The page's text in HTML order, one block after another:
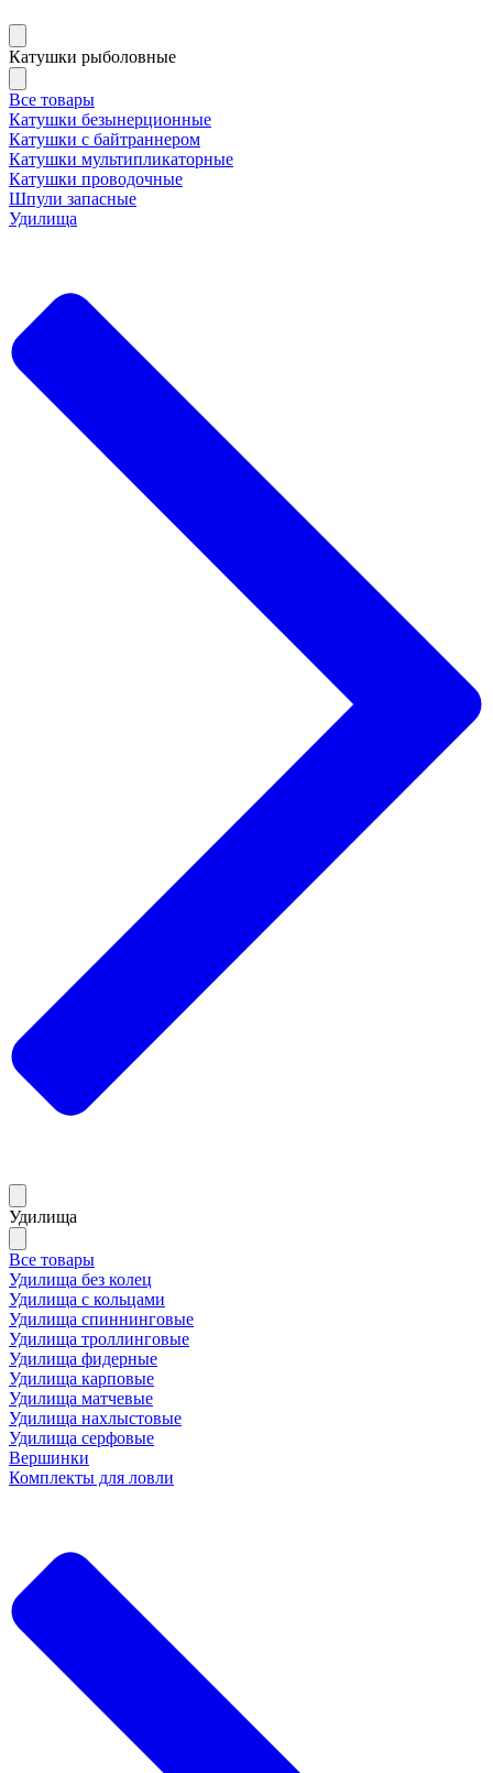
Катушки рыболовные
Все товары
Катушки безынерционные
Катушки с байтраннером
Катушки мультипликаторные
Катушки проводочные
Шпули запасные
Удилища
Удилища
Все товары
Удилища без колец
Удилища с кольцами
Удилища спиннинговые
Удилища троллинговые
Удилища фидерные
Удилища карповые
Удилища матчевые
Удилища нахлыстовые
Удилища серфовые
Вершинки
Комплекты для ловли